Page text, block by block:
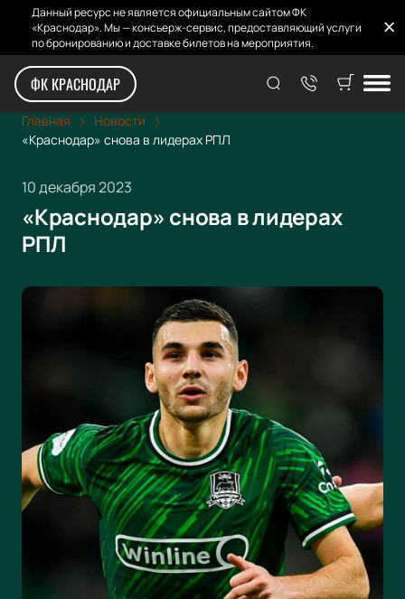
Данный ресурс не является официальным сайтом ФК
«Краснодар». Мы — консьерж-сервис, предоставляющий услуги
по бронированию и доставке билетов на мероприятия.
ФК КРАСНОДАР
Главная
Новости
«Краснодар» снова в лидерах РПЛ
10 декабря 2023
«Краснодар» снова в лидерах
РПЛ